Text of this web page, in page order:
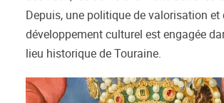
Depuis, une politique de valorisation et
développement culturel est engagée
lieu historique de Touraine.